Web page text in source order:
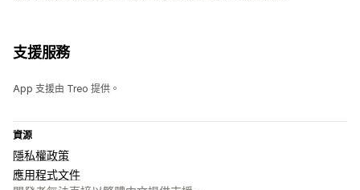
支援服務
App 支援由 Treo 提供。
資源
隱私權政策
應用程式文件